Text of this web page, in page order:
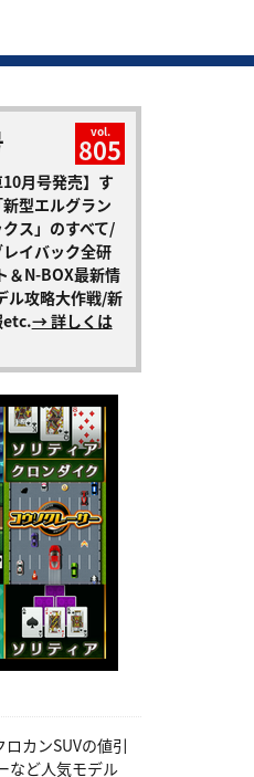
vol.
805
10月号発売】す
型エルグラン
ス」のすべて/
イバック全研
＆N-BOX最新情
ル攻略大作戦/新
etc.→ 詳しくは
ロカンSUVの値引
など人気モデル